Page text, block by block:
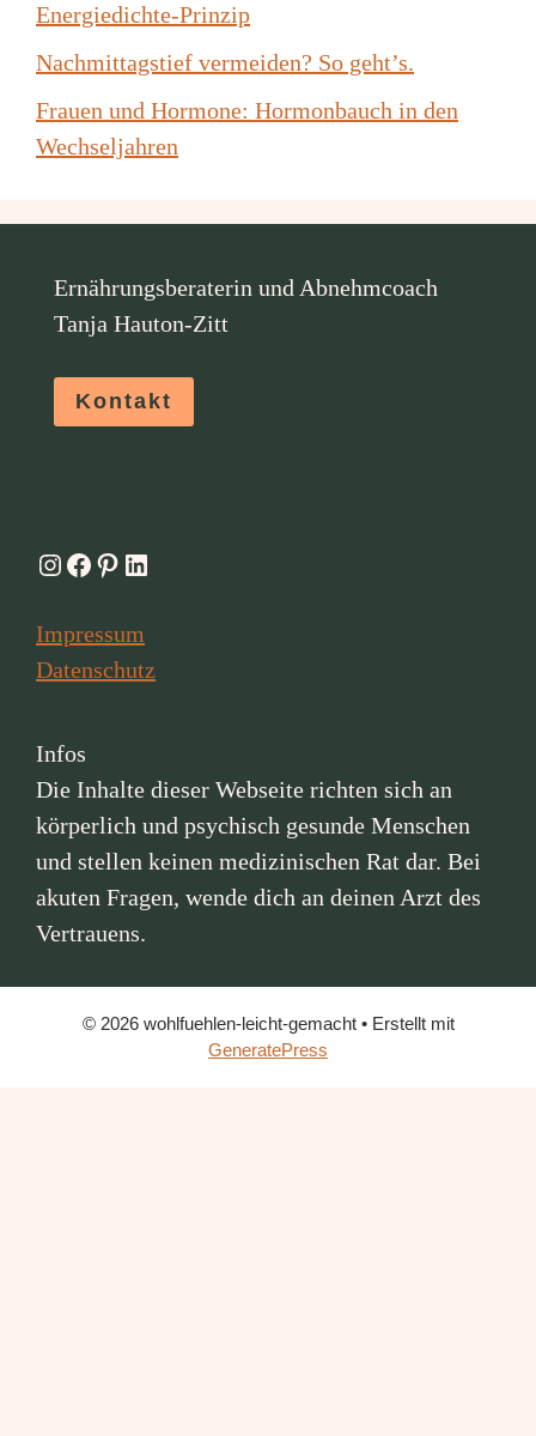
Energiedichte-Prinzip
Nachmittagstief vermeiden? So geht’s.
Frauen und Hormone: Hormonbauch in den
Wechseljahren
Ernährungsberaterin und Abnehmcoach
Tanja Hauton-Zitt
Kontakt
Instagram
Facebook
Pinterest
LinkedIn
Impressum
Datenschutz
Infos
Die Inhalte dieser Webseite richten sich an
körperlich und psychisch gesunde Menschen
und stellen keinen medizinischen Rat dar. Bei
akuten Fragen, wende dich an deinen Arzt des
Vertrauens.
© 2026 wohlfuehlen-leicht-gemacht• Erstellt mit
GeneratePress